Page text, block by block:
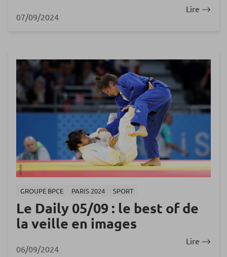
07/09/2024
Lire
GROUPE BPCE PARIS 2024 SPORT
Le Daily 05/09 : le best of de
la veille en images
06/09/2024
Lire